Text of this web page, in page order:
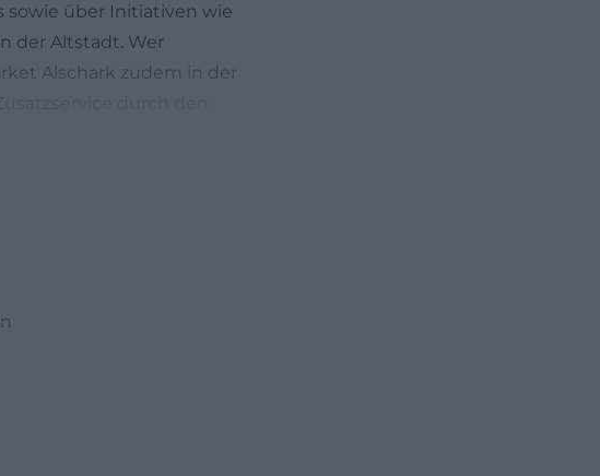
über Initiativen wie
der Altstadt. Wer
Alschark zudem in der
Straße 38, 92224
erhielt. Wer das